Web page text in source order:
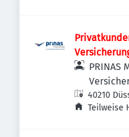
PRINAS
40210
Teilweise